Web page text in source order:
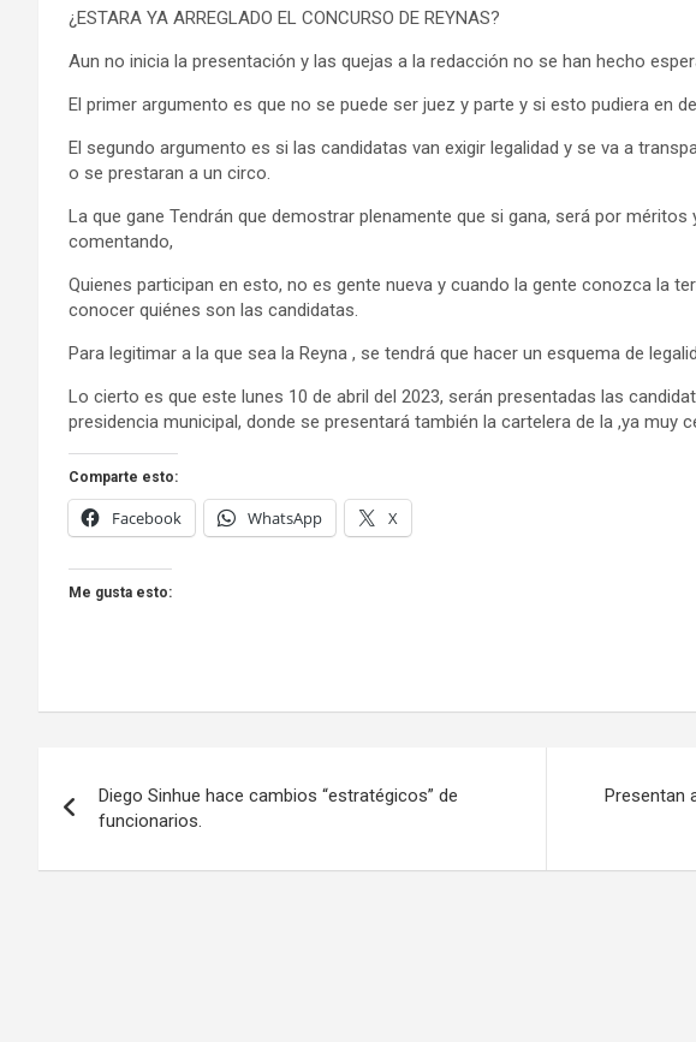
¿ESTARA YA ARREGLADO EL CONCURSO DE REYNAS?
Aun no inicia la presentación y las quejas a la redacción no se han hecho
El primer argumento es que no se puede ser juez y parte y si esto pudiera en
El segundo argumento es si las candidatas van exigir legalidad y se va a
o se prestaran a un circo.
La que gane Tendrán que demostrar plenamente que si gana, será por
comentando,
Quienes participan en esto, no es gente nueva y cuando la gente conozca la
conocer quiénes son las candidatas.
Para legitimar a la que sea la Reyna , se tendrá que hacer un esquema de
Lo cierto es que este lunes 10 de abril del 2023, serán presentadas las
presidencia municipal, donde se presentará también la cartelera de la ,ya muy
Comparte esto:
Facebook WhatsApp X
Me gusta esto:
de
entradas
Diego Sinhue hace cambios “estratégicos” de
funcionarios.
Presentan